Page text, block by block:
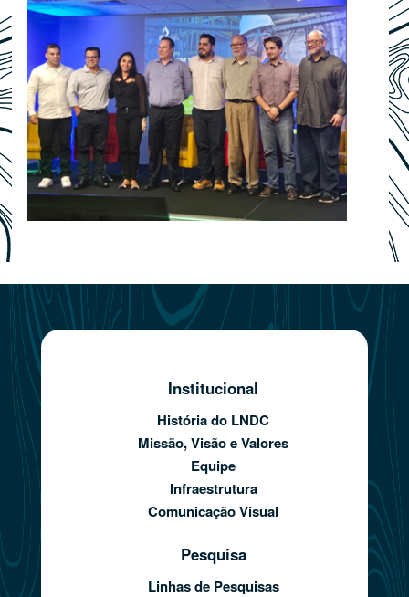
Institucional
História do LNDC
Missão, Visão e Valores
Equipe
Infraestrutura
Comunicação Visual
Pesquisa
Linhas de Pesquisas